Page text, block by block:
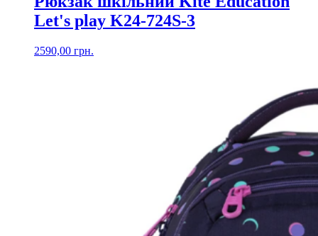
Let's play K24-724S-3
2590,00 грн.